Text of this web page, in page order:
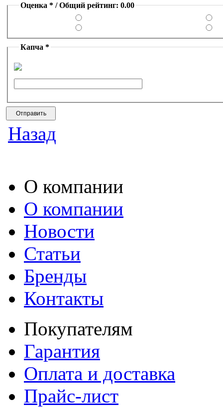
Оценка * / Общий рейтинг: 0.00
Капча *
Назад
О компании
О компании
Новости
Статьи
Бренды
Контакты
Покупателям
Гарантия
Оплата и доставка
Прайс-лист